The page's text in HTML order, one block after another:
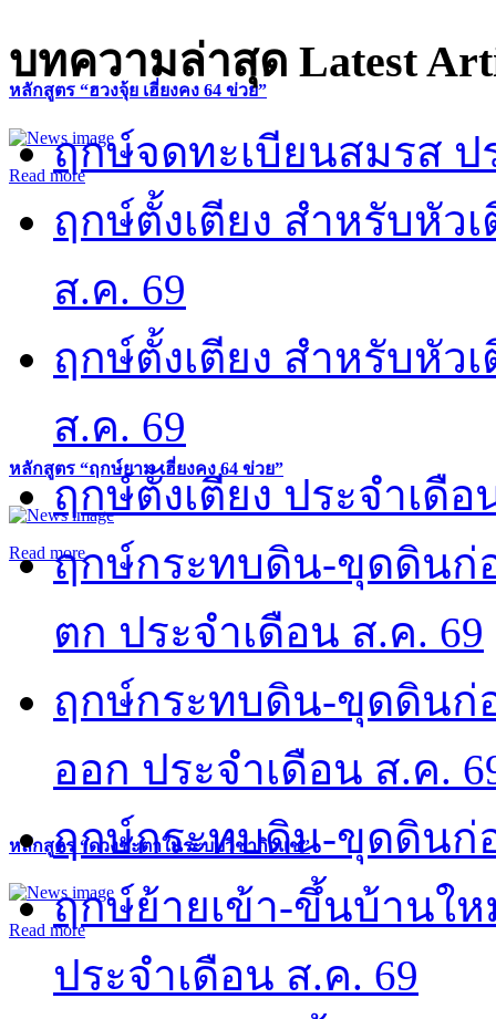
หลักสูตร “ฮวงจุ้ย เฮี่ยงคง 64 ข่วย”
Read more
หลักสูตร “ฤกษ์ยาม เฮี่ยงคง 64 ข่วย”
Read more
หลักสูตร “ดวงชะตาในระบบวิชากิวแช”
Read more
บทความล่าสุด Latest
ฤกษ์จดทะเบียนสมรส ป
ฤกษ์ตั้งเตียง สำหรับหัว
ส.ค. 69
ฤกษ์ตั้งเตียง สำหรับหัว
ส.ค. 69
ฤกษ์ตั้งเตียง ประจำเดือ
ฤกษ์กระทบดิน-ขุดดินก่
ตก ประจำเดือน ส.ค. 69
ฤกษ์กระทบดิน-ขุดดินก่
ออก ประจำเดือน ส.ค.
ฤกษ์กระทบดิน-ขุดดินก่
ฤกษ์ย้ายเข้า-ขึ้นบ้านใ
ประจำเดือน ส.ค. 69